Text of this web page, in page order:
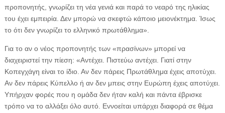
προπονητής, γνωρίζει τη νέα γενιά και παρά το νεαρό της ηλικίας
του έχει εμπειρία. Δεν μπορώ να σκεφτώ κάποιο μειονέκτημα. Ίσως
το ότι δεν γνωρίζει το ελληνικό πρωτάθλημα».
Για το αν ο νέος προπονητής των «πρασίνων» μπορεί να
διαχειριστεί την πίεση: «Αντέχει. Πιστεύω αντέχει. Γιατί στην
Κοπεγχάγη είναι το ίδιο. Αν δεν πάρεις Πρωτάθλημα έχεις αποτύχει.
Αν δεν πάρεις Κύπελλο ή αν δεν μπεις στην Ευρώπη έχεις αποτύχει.
Υπήρχαν φορές που η ομάδα δεν ήταν καλή και πάντα έβρισκε
τρόπο να το αλλάξει όλο αυτό. Εννοείται υπάρχει διαφορά σε θέμα